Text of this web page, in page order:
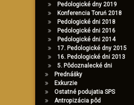
Pedologické dny 2019
Konferencia Toruń 2018
Pedologické dni 2018
Pedologické dni 2016
Pedologické dni 2014
17. Pedologické dny 2015
16. Pedologické dni 2013
5. Pôdoznalecké dni
Prednášky
Exkurzie
Ostatné podujatia SPS
Antropizácia pôd